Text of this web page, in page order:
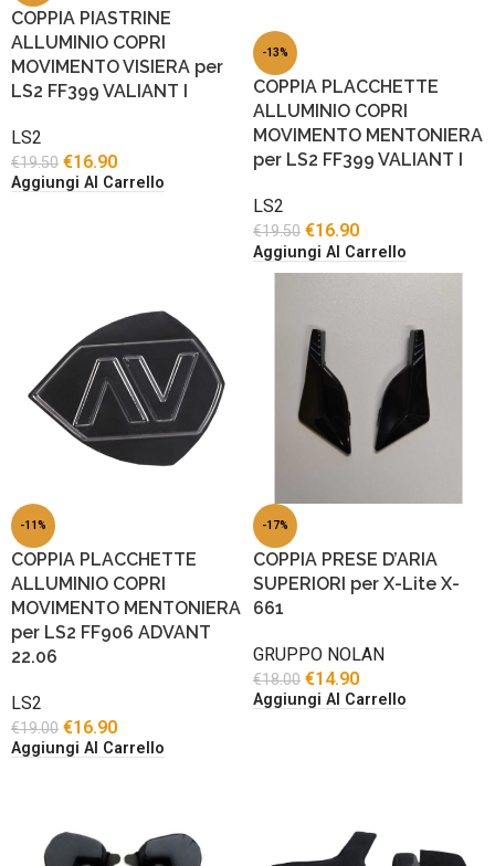
COPPIA PIASTRINE
ALLUMINIO COPRI
MOVIMENTO VISIERA per
LS2 FF399 VALIANT I
LS2
€19.50 €16.90
Aggiungi Al Carrello
-13%
COPPIA PLACCHETTE
ALLUMINIO COPRI
MOVIMENTO MENTONIERA
per LS2 FF399 VALIANT I
LS2
€19.50 €16.90
Aggiungi Al Carrello
-11%
COPPIA PLACCHETTE
ALLUMINIO COPRI
MOVIMENTO MENTONIERA
per LS2 FF906 ADVANT
22.06
LS2
€19.00 €16.90
Aggiungi Al Carrello
-17%
COPPIA PRESE D’ARIA
SUPERIORI per X-Lite X-
661
GRUPPO NOLAN
€18.00 €14.90
Aggiungi Al Carrello